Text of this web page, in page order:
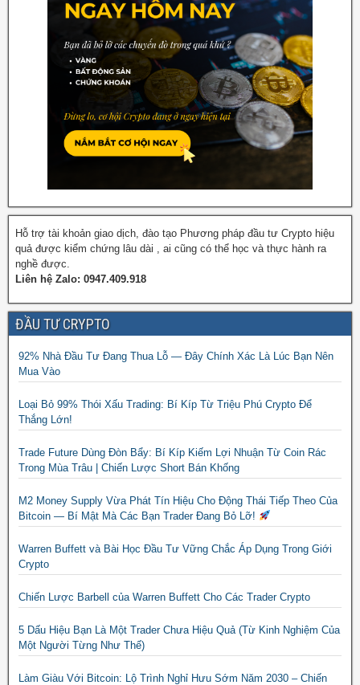
Hỗ trợ tài khoản giao dịch, đào tạo Phương pháp đầu tư Crypto hiệu
quả được kiểm chứng lâu dài , ai cũng có thể học và thực hành ra
nghề được.
Liên hệ Zalo: 0947.409.918
ĐẦU TƯ CRYPTO
92% Nhà Đầu Tư Đang Thua Lỗ — Đây Chính Xác Là Lúc Bạn Nên
Mua Vào
Loại Bỏ 99% Thói Xấu Trading: Bí Kíp Từ Triệu Phú Crypto Để
Thắng Lớn!
Trade Future Dùng Đòn Bẩy: Bí Kíp Kiếm Lợi Nhuận Từ Coin Rác
Trong Mùa Trâu | Chiến Lược Short Bán Khống
M2 Money Supply Vừa Phát Tín Hiệu Cho Động Thái Tiếp Theo Của
Bitcoin — Bí Mật Mà Các Bạn Trader Đang Bỏ Lỡ!
Warren Buffett và Bài Học Đầu Tư Vững Chắc Áp Dụng Trong Giới
Crypto
Chiến Lược Barbell của Warren Buffett Cho Các Trader Crypto
5 Dấu Hiệu Bạn Là Một Trader Chưa Hiệu Quả (Từ Kinh Nghiệm Của
Một Người Từng Như Thế)
Làm Giàu Với Bitcoin: Lộ Trình Nghỉ Hưu Sớm Năm 2030 – Chiến